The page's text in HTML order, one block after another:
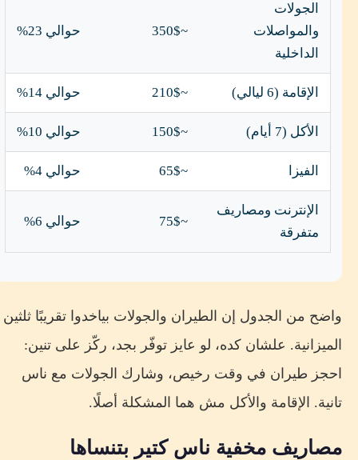
الجولات
والمواصلات
الداخلية
~350$ حوالي 23%
الإقامة (6 ليالي) ~210$ حوالي 14%
الأكل (7 أيام) ~150$ حوالي 10%
الفيزا ~65$ حوالي 4%
الإنترنت ومصاريف
متفرقة
~75$ حوالي 6%
واضح من الجدول إن الطيران والجولات بياخدوا تقريبًا ثلثين
الميزانية. علشان كده، لو عايز توفّر بجد، ركّز على تنين:
احجز طيران في وقت رخيص، وشارك الجولات مع ناس
تانية. الإقامة والأكل مش هما المشكلة أصلًا.
مصاريف مخفية ناس كتير بتنساها